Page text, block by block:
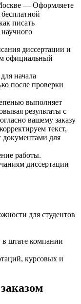
— Оформляете
писать
диссертации и
официальный
начала
после проверки
выполняет
результаты с
вашему заказу
текст,
документами для
работы.
диссертации
для студентов
в штате компании
курсовых и